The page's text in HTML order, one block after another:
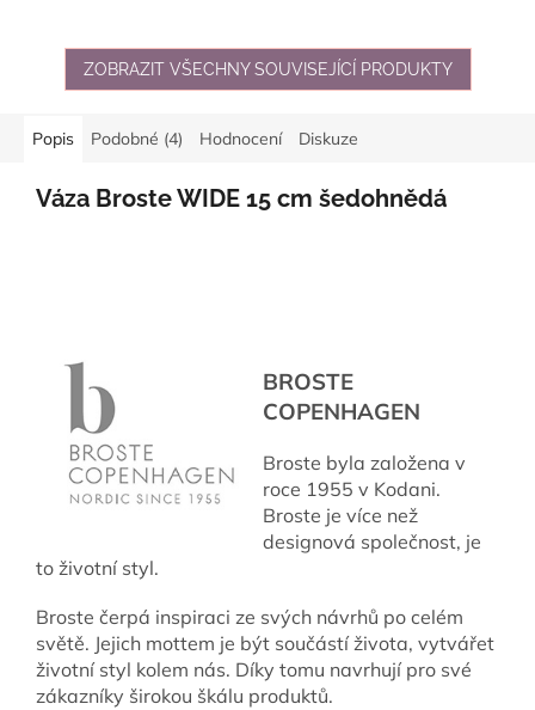
ZOBRAZIT VŠECHNY SOUVISEJÍCÍ PRODUKTY
Popis Podobné (4) Hodnocení Diskuze
Váza Broste WIDE 15 cm šedohnědá
BROSTE
COPENHAGEN
Broste byla založena v
roce 1955 v Kodani.
Broste je více než
designová společnost, je
to životní styl.
Broste čerpá inspiraci ze svých návrhů po celém
světě. Jejich mottem je být součástí života, vytvářet
životní styl kolem nás. Díky tomu navrhují pro své
zákazníky širokou škálu produktů.